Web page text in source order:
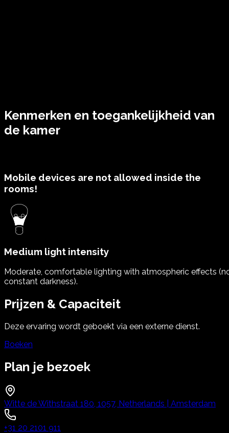
Kenmerken en toegankelijkheid van
de kamer
Mobile devices are not allowed inside the
rooms!
Medium light intensity
Moderate, comfortable lighting with atmospheric effects
constant darkness).
Prijzen & Capaciteit
Deze ervaring wordt geboekt via een externe dienst.
Boeken
Plan je bezoek
Witte de Withstraat 180, 1057, Netherlands | Amsterdam
+31 20 2101 911